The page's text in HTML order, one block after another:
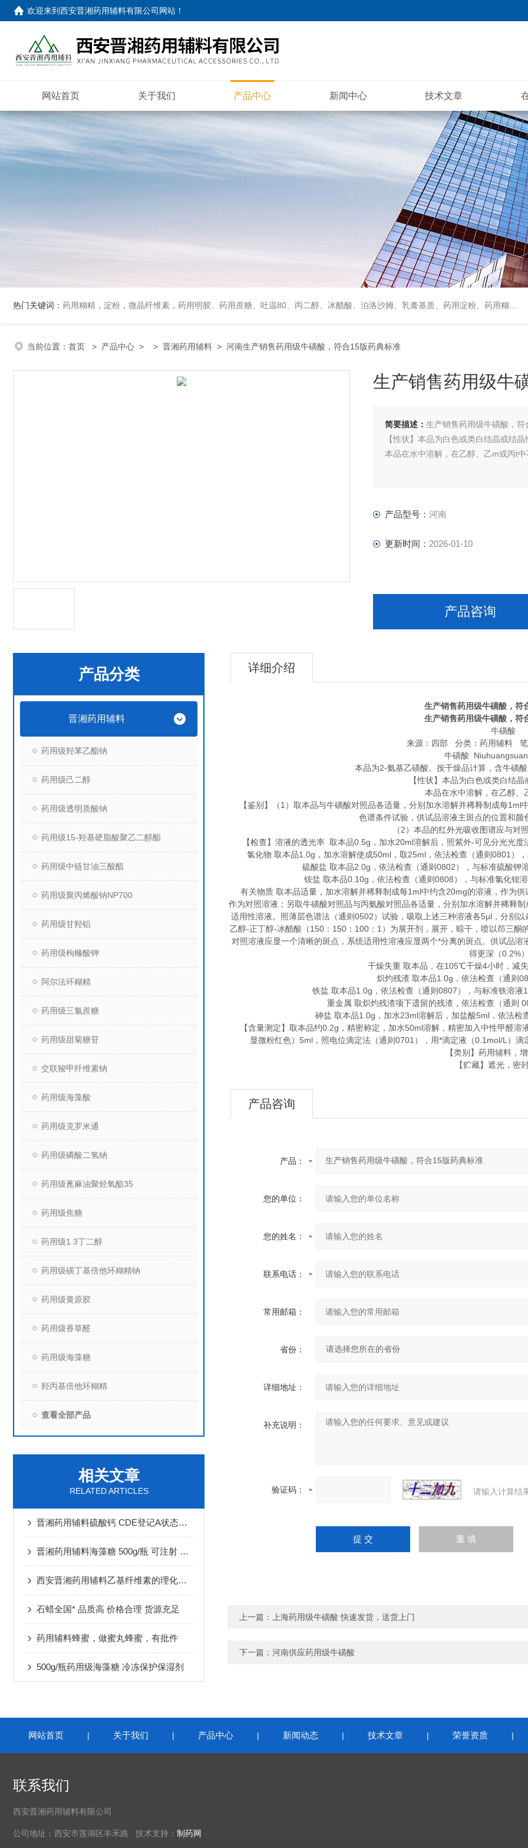
欢迎来到西安晋湘药用辅料有限公司网站 ！
网站首页 关于我们 产品中心 新闻中心 技术文章
热门关键词： 药用糊精，淀粉，微晶纤维素，药用明胶、药用蔗糖、吐温80、丙二醇、冰醋酸、泊洛沙姆、乳膏基质、药用淀粉、药用糊精、硬脂酸镁、聚丙烯酸树脂系列、羧甲基淀粉钠、羧甲基纤维素钠、可溶性淀粉、甘露醇、羟丙纤维素、羟丙基甲基纤维素、乳糖、交联聚维酮、交联羧甲基纤维素钠、聚乙二醇（PEG）系列、二氧化硅、聚乙烯吡咯烷酮、十八醇、十六醇、预交化淀粉、微晶纤维素、甲基纤维素、乙基纤维素，三氯蔗糖，麝香草酚，药用蜂蜜，
当前位置： 首页 > 产品中心 > > 晋湘药用辅料 > 河南生产销售药用级牛磺酸，符合15版药典标准
生产销售药用级牛
简要描述： 生产销售药用级牛磺酸，符
【性状】本品为白色或类白结晶或结
本品在水中溶解，在乙醇、乙m或丙t
产品型号： 河南
更新时间： 2026-01-10
产品咨询
产品分类
晋湘药用辅料
药用级羟苯乙酯钠
药用级己二醇
药用级透明质酸钠
药用级15-羟基硬脂酸聚乙二醇酯
药用级中链甘油三酸酯
药用级聚丙烯酸钠NP700
药用级甘羟铝
药用级枸橼酸钾
阿尔法环糊精
药用级三氯蔗糖
药用级甜菊糖苷
交联羧甲纤维素钠
药用级海藻酸
药用级克罗米通
药用级磷酸二氢钠
药用级蓖麻油聚烃氧酯35
药用级焦糖
药用级1.3丁二醇
药用级磺丁基倍他环糊精钠
药用级黄原胶
药用级香草醛
药用级海藻糖
羟丙基倍他环糊精
查看全部产品
相关文章
RELATED ARTICLES
晋湘药用辅料硫酸钙 CDE登记A状态的含量怎么样
晋湘药用辅料海藻糖 500g/瓶 可注射 可口服
西安晋湘药用辅料乙基纤维素的理化性质
石蜡全国* 品质高 价格合理 货源充足
药用辅料蜂蜜，做蜜丸蜂蜜，有批件
500g/瓶药用级海藻糖 冷冻保护保湿剂
详细介绍
生产销售药用级牛磺酸，符
生产销售药用级牛磺酸，符
牛磺酸
来源：四部 分类：药用辅料
牛磺酸
本品为2-氨基乙磺酸。按干燥品计算，含牛磺
【性状】本品为白色或类白结晶
本品在水中溶解，在乙醇、
【鉴别】（1）取本品与牛磺酸对照品各适量，分别加水溶解并稀释制成每1ml
色谱条件试验，供试品溶液主斑点的位置和
（2）本品的红外光吸收图谱应与对
【检查】溶液的透光率 取本品0.5g，加水20ml溶解后，照紫外-可见分光光
氯化物 取本品1.0g，加水溶解使成50ml，取25ml，依法检查（通则0801）
硫酸盐 取本品2.0g，依法检查（通则0802），与标准硫酸钾
铵盐 取本品0.10g，依法检查（通则0808），与标准氯化铵
有关物质 取本品适量，加水溶解并稀释制成每1ml中约含20mg的溶液，作为
作为对照溶液；另取牛磺酸对照品与丙氨酸对照品各适量，分别加水溶解并稀释
适用性溶液。照薄层色谱法（通则0502）试验，吸取上述三种溶液各5μl，分别
乙醇-正丁醇-冰醋酸（150：150：100：1）为展开剂，展开，晾干，喷以茚三
对照溶液应显一个清晰的斑点，系统适用性溶液应显两个*分离的斑点。供试品
得更深（0.2%
干燥失重 取本品，在105℃干燥4小时，减
炽灼残渣 取本品1.0g，依法检查（通则
铁盐 取本品1.0g，依法检查（通则0807），与标准铁溶液
重金属 取炽灼残渣项下遗留的残渣，依法检查（通则
砷盐 取本品1.0g，加水23ml溶解后，加盐酸5ml，依法检
【含量测定】取本品约0.2g，精密称定，加水50ml溶解，精密加入中性甲醛溶
显微粉红色）5ml，照电位滴定法（通则0701），用*滴定液（0.1mol/L）
【类别】药用辅料，
【贮藏】遮光，密
产品咨询
产品：
您的单位：
您的姓名：
联系电话：
常用邮箱：
省份：
详细地址：
补充说明：
验证码： 请输入计算结
上一篇： 上海药用级牛磺酸 快速发货，送货上门
下一篇： 河南供应药用级牛磺酸
网站首页 | 关于我们 | 产品中心 | 新闻动态 | 技术文章 | 荣誉资质 |
联系我们
西安晋湘药用辅料有限公司
公司地址：西安市莲湖区丰禾路 技术支持： 制药网